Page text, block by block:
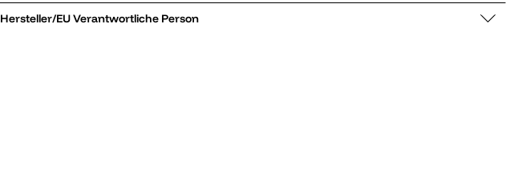
Hersteller/EU Verantwortliche Person